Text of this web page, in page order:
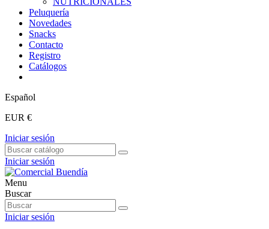
Peluquería
Novedades
Snacks
Contacto
Registro
Catálogos
Español
EUR €
Iniciar sesión
Iniciar sesión
Menu
Buscar
Iniciar sesión